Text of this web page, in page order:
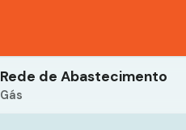
Rede de Abastecimento
Gás